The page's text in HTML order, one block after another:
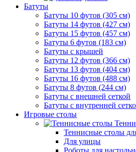
Батуты
Батуты 10 футов (305 см)
Батуты 14 футов (427 см)
Батуты 15 футов (457 см)
Батуты 6 футов (183 см)
Батуты с крышей
Батуты 12 футов (366 см)
Батуты 13 футов (404 см)
Батуты 16 футов (488 см)
Батуты 8 футов (244 см)
Батуты с внешней сеткой
Батуты с внутренней
Игровые столы
Теннисные столы
Для улицы
Роботы для